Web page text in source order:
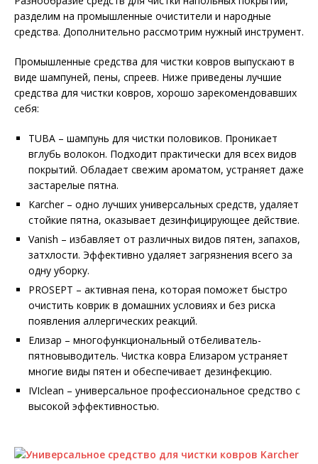
разделим на промышленные очистители и народные
средства. Дополнительно рассмотрим нужный инструмент.
Промышленные средства для чистки ковров выпускают в
виде шампуней, пены, спреев. Ниже приведены лучшие
средства для чистки ковров, хорошо зарекомендовавших
себя:
TUBA – шампунь для чистки половиков. Проникает
вглубь волокон. Подходит практически для всех видов
покрытий. Обладает свежим ароматом, устраняет даже
застарелые пятна.
Karcher – одно лучших универсальных средств, удаляет
стойкие пятна, оказывает дезинфицирующее действие.
Vanish – избавляет от различных видов пятен, запахов,
затхлости. Эффективно удаляет загрязнения всего за
одну уборку.
PROSEPT – активная пена, которая поможет быстро
очистить коврик в домашних условиях и без риска
появления аллергических реакций.
Елизар – многофункциональный отбеливатель-
пятновыводитель. Чистка ковра Елизаром устраняет
многие виды пятен и обеспечивает дезинфекцию.
IVIclean – универсальное профессиональное средство с
высокой эффективностью.